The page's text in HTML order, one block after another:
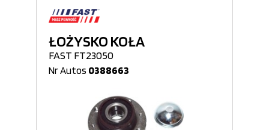
ŁOŻYSKO KOŁA
FAST FT23050
Nr Autos 0388663